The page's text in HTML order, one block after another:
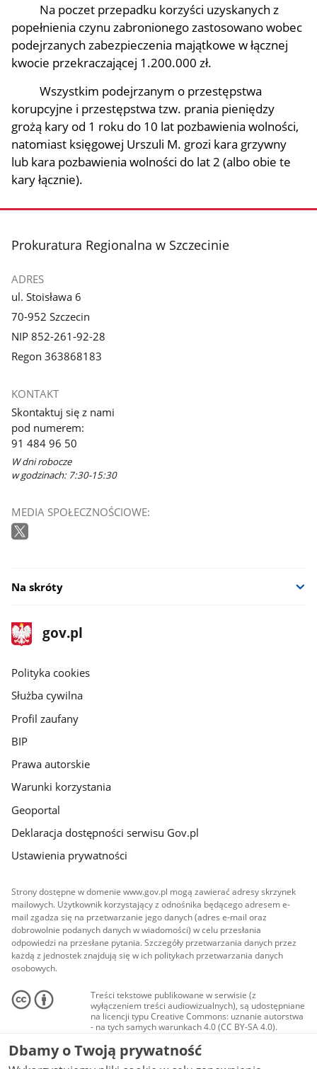
Na poczet przepadku korzyści uzyskanych z
popełnienia czynu zabronionego zastosowano wobec
podejrzanych zabezpieczenia majątkowe w łącznej
kwocie przekraczającej 1.200.000 zł.
Wszystkim podejrzanym o przestępstwa
korupcyjne i przestępstwa tzw. prania pieniędzy
grożą kary od 1 roku do 10 lat pozbawienia wolności,
natomiast księgowej Urszuli M. grozi kara grzywny
lub kara pozbawienia wolności do lat 2 (albo obie te
kary łącznie).
stopka
Prokuratura Regionalna w Szczecinie
ADRES
ul. Stoisława 6
70-952 Szczecin
NIP 852-261-92-28
Regon 363868183
KONTAKT
Skontaktuj się z nami
pod numerem:
91 484 96 50
W dni robocze
w godzinach: 7:30-15:30
MEDIA SPOŁECZNOŚCIOWE:
Na skróty
stopka
gov.pl
Strona
gov.pl
gov.pl
Polityka cookies
Służba cywilna
Profil zaufany
BIP
Prawa autorskie
Warunki korzystania
Geoportal
Deklaracja dostępności serwisu Gov.pl
Ustawienia prywatności
Strony dostępne w domenie www.gov.pl mogą zawierać adresy skrzynek
mailowych. Użytkownik korzystający z odnośnika będącego adresem e-
mail zgadza się na przetwarzanie jego danych (adres e-mail oraz
dobrowolnie podanych danych w wiadomości) w celu przesłania
odpowiedzi na przesłane pytania. Szczegóły przetwarzania danych przez
każdą z jednostek znajdują się w ich politykach przetwarzania danych
osobowych.
Treści tekstowe publikowane w serwisie (z
wyłączeniem treści audiowizualnych), są udostępniane
na licencji typu Creative Commons: uznanie autorstwa
- na tych samych warunkach 4.0 (CC BY-SA 4.0).
Materiały audiowizualne, w tym zdjęcia, materiały
audio i wideo, są udostępniane na licencji typu
Creative Commons: uznanie autorstwa użycie
Dbamy o Twoją prywatność